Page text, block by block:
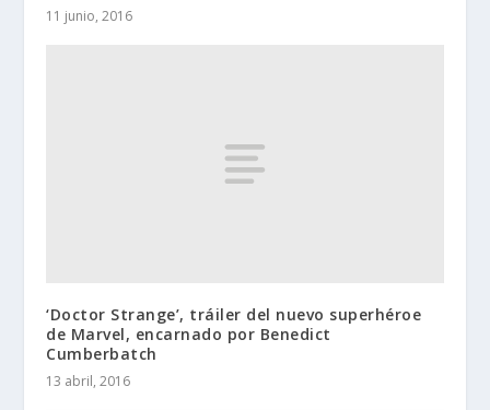
11 junio, 2016
‘Doctor Strange’, tráiler del nuevo superhéroe
de Marvel, encarnado por Benedict
Cumberbatch
13 abril, 2016